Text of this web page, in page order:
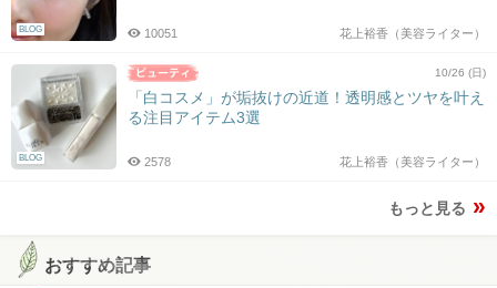
BLOG 花上裕香（美容ライター）
10051
BLOG
10/26 (日)
「白コスメ」が垢抜けの近道！透明感とツヤを叶え
る注目アイテム3選
花上裕香（美容ライター）
2578
もっと見る
おすすめ記事